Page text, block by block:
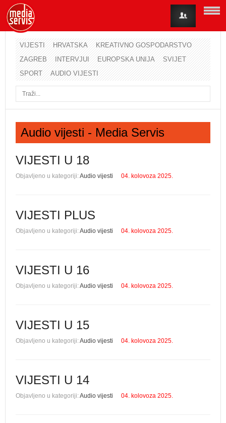
VIJESTI HRVATSKA
KREATIVNO GOSPODARSTVO
ZAGREB
INTERVJUI EUROPSKA UNIJA
SVIJET
SPORT
AUDIO VIJESTI
Audio vijesti - Media Servis
VIJESTI U 18
Objavljeno u kategoriji:Audio vijesti 04. kolovoza 2025.
VIJESTI PLUS
Objavljeno u kategoriji:Audio vijesti 04. kolovoza 2025.
VIJESTI U 16
Objavljeno u kategoriji:Audio vijesti 04. kolovoza 2025.
VIJESTI U 15
Objavljeno u kategoriji:Audio vijesti 04. kolovoza 2025.
VIJESTI U 14
Objavljeno u kategoriji:Audio vijesti 04. kolovoza 2025.
Korisničko ime
Lozinka
Zaboravili ste lozinku?